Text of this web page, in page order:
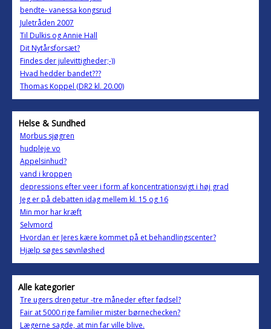
bendte- vanessa kongsrud
Juletråden 2007
Til Dulkis og Annie Hall
Dit Nytårsforsæt?
Findes der julevittigheder;-))
Hvad hedder bandet???
Thomas Koppel (DR2 kl. 20.00)
Helse & Sundhed
Morbus sjøgren
hudpleje vo
Appelsinhud?
vand i kroppen
depressions efter veer i form af koncentrationsvigt i høj grad
Jeg er på debatten idag mellem kl. 15 og 16
Min mor har kræft
Selvmord
Hvordan er Jeres kære kommet på et behandlingscenter?
Hjælp søges søvnløshed
Alle kategorier
Tre ugers drengetur -tre måneder efter fødsel?
Fair at 5000 rige familier mister børnechecken?
Lægerne sagde, at min far ville blive.